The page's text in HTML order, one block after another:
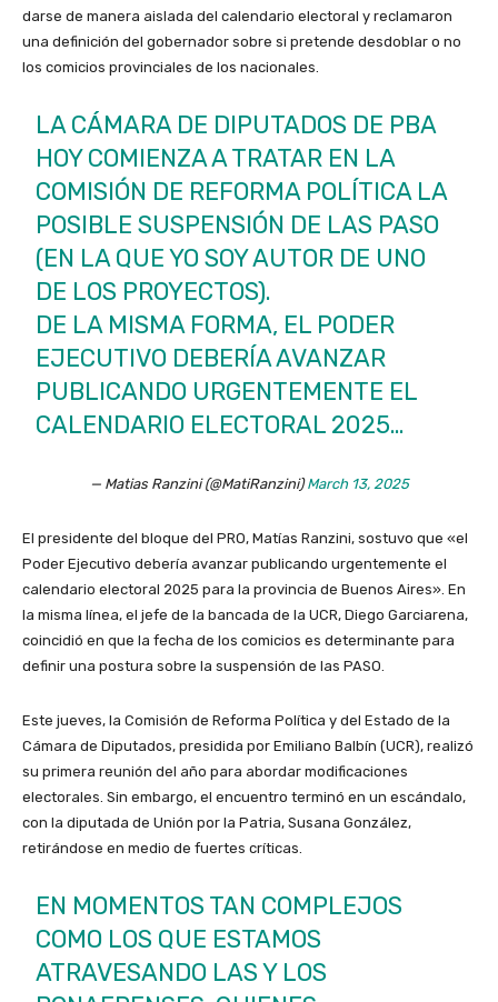
darse de manera aislada del calendario electoral y reclamaron
una definición del gobernador sobre si pretende desdoblar o no
los comicios provinciales de los nacionales.
LA CÁMARA DE DIPUTADOS DE PBA
HOY COMIENZA A TRATAR EN LA
COMISIÓN DE REFORMA POLÍTICA LA
POSIBLE SUSPENSIÓN DE LAS PASO
(EN LA QUE YO SOY AUTOR DE UNO
DE LOS PROYECTOS).
DE LA MISMA FORMA, EL PODER
EJECUTIVO DEBERÍA AVANZAR
PUBLICANDO URGENTEMENTE EL
CALENDARIO ELECTORAL 2025…
— Matias Ranzini (@MatiRanzini)March 13, 2025
El presidente del bloque del PRO, Matías Ranzini, sostuvo que «el
Poder Ejecutivo debería avanzar publicando urgentemente el
calendario electoral 2025 para la provincia de Buenos Aires». En
la misma línea, el jefe de la bancada de la UCR, Diego Garciarena,
coincidió en que la fecha de los comicios es determinante para
definir una postura sobre la suspensión de las PASO.
Este jueves, la Comisión de Reforma Política y del Estado de la
Cámara de Diputados, presidida por Emiliano Balbín (UCR), realizó
su primera reunión del año para abordar modificaciones
electorales. Sin embargo, el encuentro terminó en un escándalo,
con la diputada de Unión por la Patria, Susana González,
retirándose en medio de fuertes críticas.
EN MOMENTOS TAN COMPLEJOS
COMO LOS QUE ESTAMOS
ATRAVESANDO LAS Y LOS